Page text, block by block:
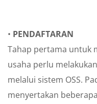
• PENDAFTARAN
Tahap pertama untuk
usaha perlu
melalui sistem OSS.
menyertakan